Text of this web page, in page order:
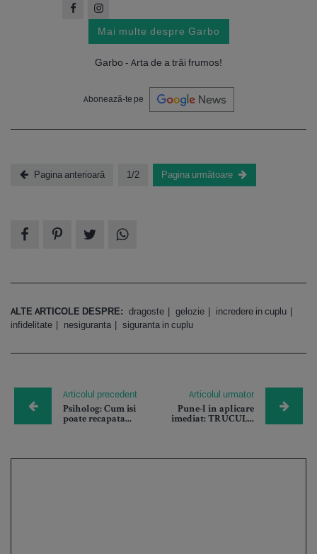
Mai multe despre Garbo
Garbo - Arta de a trăi frumos!
Abonează-te pe
Pagina anterioară 1/2 Pagina următoare
ALTE ARTICOLE DESPRE: dragoste gelozie
incredere in cuplu
infidelitate
nesiguranta siguranta in cuplu
Articolul precedent
Psiholog: Cum isi
poate recapata...
Articolul urmator
Pune-l in aplicare
imediat: TRUCUL...